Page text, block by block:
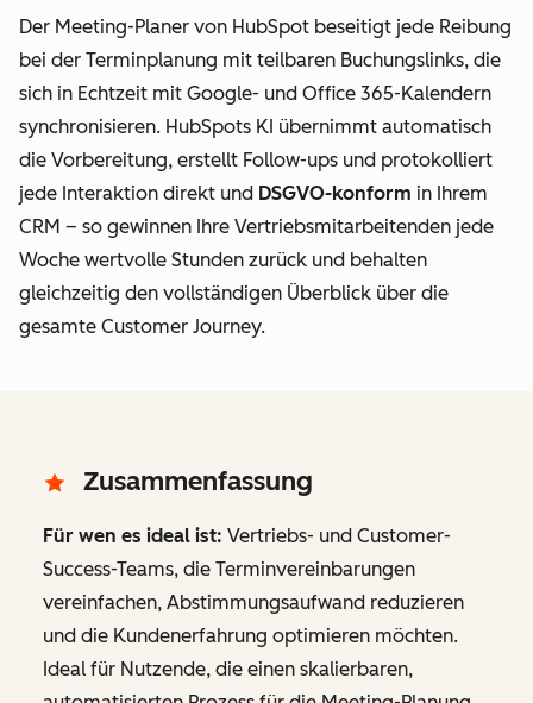
Der Meeting-Planer von HubSpot beseitigt jede Reibung
bei der Terminplanung mit teilbaren Buchungslinks, die
sich in Echtzeit mit Google- und Office 365-Kalendern
synchronisieren. HubSpots KI übernimmt automatisch
die Vorbereitung, erstellt Follow-ups und protokolliert
jede Interaktion direkt und DSGVO-konform in Ihrem
CRM – so gewinnen Ihre Vertriebsmitarbeitenden jede
Woche wertvolle Stunden zurück und behalten
gleichzeitig den vollständigen Überblick über die
gesamte Customer Journey.
Zusammenfassung
Für wen es ideal ist: Vertriebs- und Customer-
Success-Teams, die Terminvereinbarungen
vereinfachen, Abstimmungsaufwand reduzieren
und die Kundenerfahrung optimieren möchten.
Ideal für Nutzende, die einen skalierbaren,